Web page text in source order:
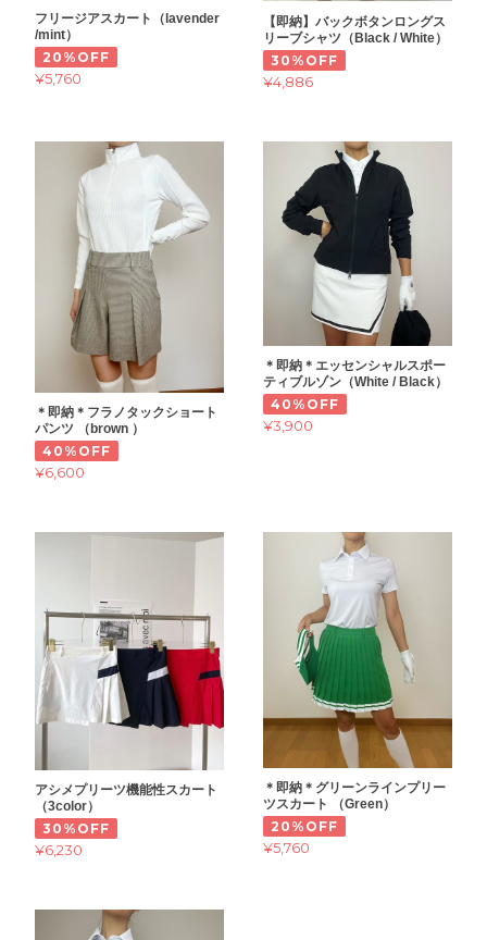
フリージアスカート（lavender
/mint）
20%OFF
¥5,760
【即納】バックボタンロングス
リーブシャツ（Black / White）
30%OFF
¥4,886
＊即納＊フラノタックショート
パンツ （brown ）
40%OFF
¥6,600
＊即納＊エッセンシャルスポー
ティブルゾン（White / Black）
40%OFF
¥3,900
アシメプリーツ機能性スカート
（3color）
30%OFF
¥6,230
＊即納＊グリーンラインプリー
ツスカート （Green）
20%OFF
¥5,760